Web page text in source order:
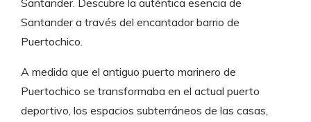
Santander a través del encantador barrio de
Puertochico.
A medida que el antiguo puerto marinero de
Puertochico se transformaba en el actual puerto
deportivo, los espacios subterráneos de las casas,